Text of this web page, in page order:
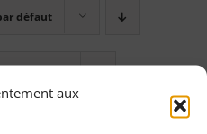
aux
défaut